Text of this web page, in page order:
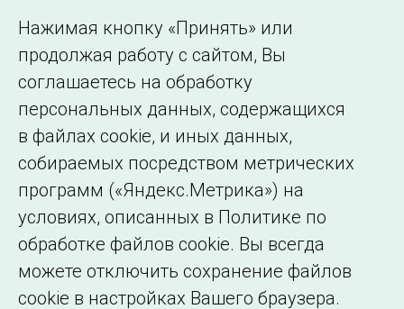
Сведения об
образовательной
организации
Нажимая кнопку «Принять» или
продолжая работу с сайтом, Вы
соглашаетесь на обработку
персональных данных, содержащихся
в файлах cookie, и иных данных,
собираемых посредством метрических
программ («Яндекс.Метрика») на
условиях, описанных в Политике по
обработке файлов cookie. Вы всегда
можете отключить сохранение файлов
cookie в настройках Вашего браузера.